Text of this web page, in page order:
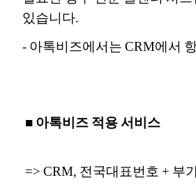
있습니다.
- 아톡비즈에서는 CRM에서
■ 아톡비즈 적용 서비스
=> CRM, 전국대표번호 + 부